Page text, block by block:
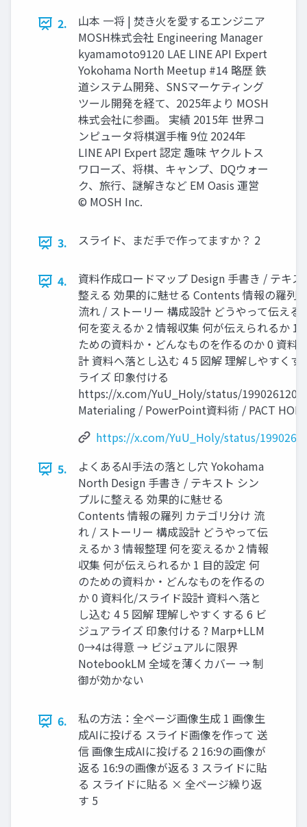
2.
山本 一将 | 焚き火を愛するエンジニア
MOSH株式会社 Engineering Manager
kyamamoto9120 LAE LINE API Expert
Yokohama North Meetup #14 略歴 鉄
道システム開発、SNSマーケティング
ツール開発を経て、2025年より MOSH
株式会社に参画。 実績 2015年 世界コ
ンピュータ将棋選手権 9位 2024年
LINE API Expert 認定 趣味 ヤクルトス
ワローズ、将棋、キャンプ、DQウォー
ク、旅行、謎解きなど EM Oasis 運営
© MOSH Inc.
3. スライド、まだ手で作ってますか？ 2
4.
資料作成ロードマップ Design 手書き / テキ
整える 効果的に魅せる Contents 情報の羅列
流れ / ストーリー 構成設計 どうやって伝える
何を変えるか 2 情報収集 何が伝えられるか 1
ための資料か・どんなものを作るのか 0 資料
計 資料へ落とし込む 4 5 図解 理解しやすくす
ライズ 印象付ける
https://x.com/YuU_Holy/status/
Materialing / PowerPoint資料術 / PACT HORI
https://x.com/YuU_Holy/status/
5.
よくあるAI手法の落とし穴 Yokohama
North Design 手書き / テキスト シン
プルに整える 効果的に魅せる
Contents 情報の羅列 カテゴリ分け 流
れ / ストーリー 構成設計 どうやって伝
えるか 3 情報整理 何を変えるか 2 情報
収集 何が伝えられるか 1 目的設定 何
のための資料か・どんなものを作るの
か 0 資料化/スライド設計 資料へ落と
し込む 4 5 図解 理解しやすくする 6 ビ
ジュアライズ 印象付ける ? Marp+LLM
0→4は得意 → ビジュアルに限界
NotebookLM 全域を薄くカバー → 制
御が効かない
6.
私の方法：全ページ画像生成 1 画像生
成AIに投げる スライド画像を作って 送
信 画像生成AIに投げる 2 16:9の画像が
返る 16:9の画像が返る 3 スライドに貼
る スライドに貼る × 全ページ繰り返
す 5